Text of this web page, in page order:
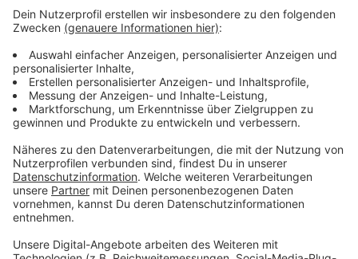
Die Ergebnisse des Workshops finden wir jetzt in der
aktuellen Online-Umfrage. Einen Monat lang können wir
dort unsere Meinung zu den bisherigen Ideen abgeben.
Anschließend soll daraus ein Konzept für das Planung
des Bauvorhabens entwickelt und der Politik
vorgelegt werden. Erste Entscheidungen sind für
Mitte des Jahres geplant.
Anzeige
Weitere Infos und Links zum Thema:
Anzeige